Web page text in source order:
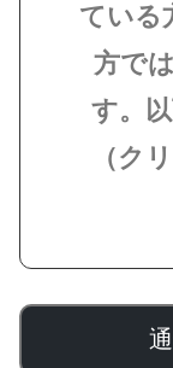
ている
方で
す。
（ク